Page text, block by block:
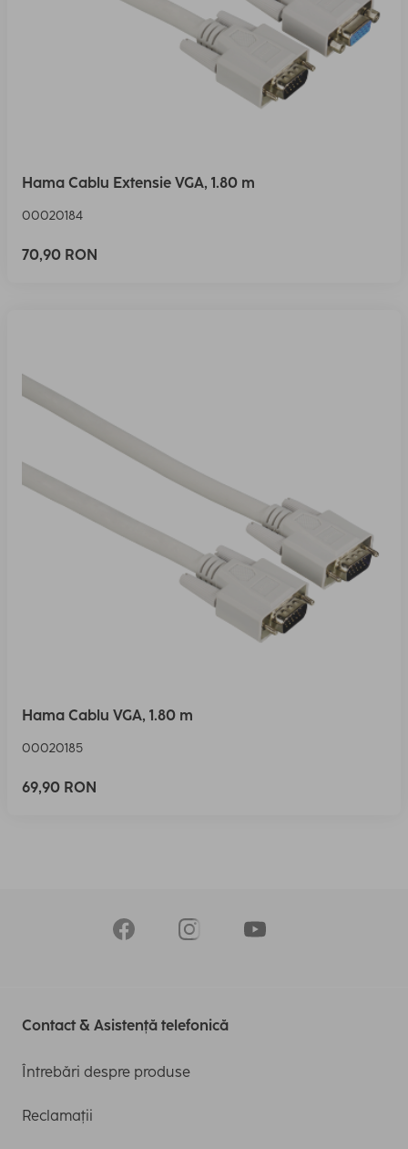
Hama Cablu Extensie VGA, 1.80 m
00020184
70,90 RON
Hama Cablu VGA, 1.80 m
00020185
69,90 RON
Contact & Asistență telefonică
Întrebări despre produse
Reclamații